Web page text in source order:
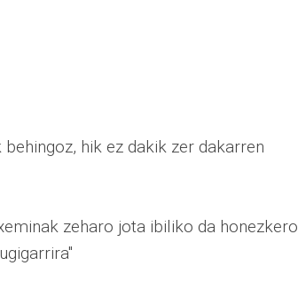
hik ez dakik zer dakarren
zeharo jota ibiliko da honezkero